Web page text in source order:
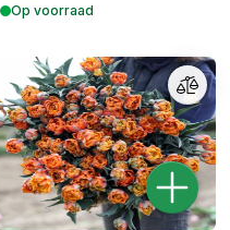
Op voorraad